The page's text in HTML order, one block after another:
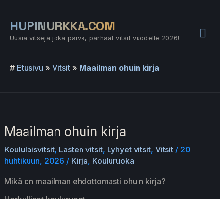
sisältöön
HUPINURKKA.COM
Uusia vitsejä joka päivä, parhaat vitsit vuodelle 2026!
# Etusivu » Vitsit » Maailman ohuin kirja
Maailman ohuin kirja
Koululaisvitsit, Lasten vitsit, Lyhyet vitsit, Vitsit/ 20
huhtikuun, 2026 / Kirja, Kouluruoka
Mikä on maailman ehdottomasti ohuin kirja?